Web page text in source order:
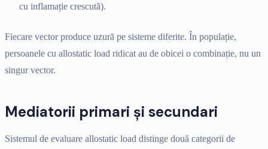
cu inflamație crescută).
Fiecare vector produce uzură pe sisteme diferite. În populație,
persoanele cu allostatic load ridicat au de obicei o combinație, nu un
singur vector.
Mediatorii primari și secundari
Sistemul de evaluare allostatic load distinge două categorii de